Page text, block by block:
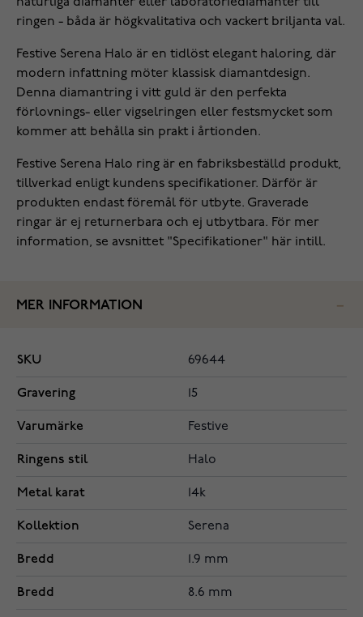
naturliga diamanter eller laboratoriediamanter till
ringen - båda är högkvalitativa och vackert briljanta val.
Festive Serena Halo är en tidlöst elegant haloring, där
modern infattning möter klassisk diamantdesign.
Denna diamant­ring i vitt guld är den perfekta
förlovnings- eller vigselringen eller festsmycket som
kommer att behålla sin prakt i årtionden.
Festive Serena Halo ring är en fabriksbeställd produkt,
tillverkad enligt kundens specifikationer. Därför är
produkten endast föremål för utbyte. Graverade
ringar är ej returnerbara och ej utbytbara. För mer
information, se avsnittet "Specifikationer" här intill.
MER INFORMATION
SKU 69644
Gravering 15
Varumärke Festive
Ringens stil Halo
Metal karat 14k
Kollektion Serena
Bredd 1.9 mm
Bredd 8.6 mm